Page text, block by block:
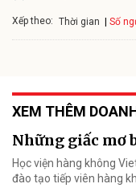
Xếp theo: Thời gian Số
XEM THÊM
Những giấc mơ
Học viện hàng không
đào tạo tiếp viên hàng